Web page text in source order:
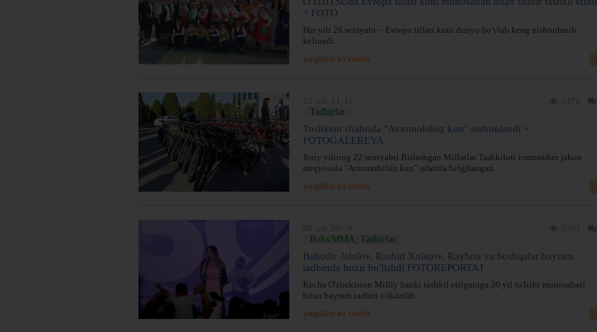
+ FOTO
Har yili 26 sentyabr – Evropa tillari kuni dunyo bo'ylab keng nishonlanib
kelinadi.
yangilikni ko’rsatish
Tadbirlar
Toshkent shahrida "Avtomobilsiz kun" nishonlandi +
FOTOGALEREYA
Joriy yilning 22 sentyabri Birlashgan Millatlar Tashkiloti tomonidan jahon
miqyosida "Avtomobilsiz kun" sifatida belgilangan.
yangilikni ko’rsatish
Boks/MMA, Tadbirlar
Bahodir Jalolov, Rashid Xoliqov, Rayhon va boshqalar bayram
tadbirida hozir bo'lishdi FOTOREPORTAJ
Kecha O'zbekiston Milliy banki tashkil etilganiga 30 yil to'lishi munosabati
bilan bayram tadbiri o'tkazildi.
yangilikni ko’rsatish